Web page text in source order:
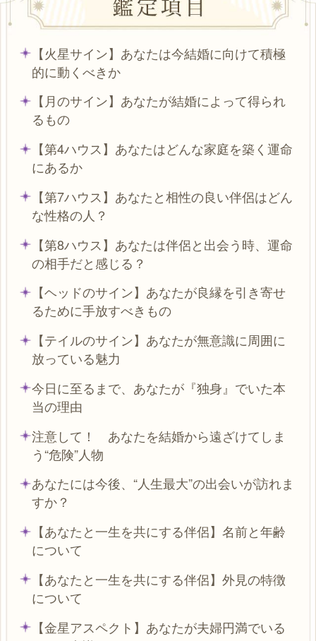
【火星サイン】あなたは今結婚に向けて積極
的に動くべきか
【月のサイン】あなたが結婚によって得られ
るもの
【第4ハウス】あなたはどんな家庭を築く運命
にあるか
【第7ハウス】あなたと相性の良い伴侶はどん
な性格の人？
【第8ハウス】あなたは伴侶と出会う時、運命
の相手だと感じる？
【ヘッドのサイン】あなたが良縁を引き寄せ
るために手放すべきもの
【テイルのサイン】あなたが無意識に周囲に
放っている魅力
今日に至るまで、あなたが『独身』でいた本
当の理由
注意して！ あなたを結婚から遠ざけてしま
う“危険”人物
あなたには今後、“人生最大”の出会いが訪れま
すか？
【あなたと一生を共にする伴侶】名前と年齢
について
【あなたと一生を共にする伴侶】外見の特徴
について
【金星アスペクト】あなたが夫婦円満でいる